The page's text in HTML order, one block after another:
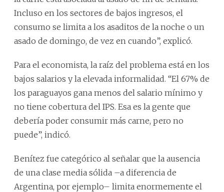
Incluso en los sectores de bajos ingresos, el
consumo se limita a los asaditos de la noche o un
asado de domingo, de vez en cuando”, explicó.
Para el economista, la raíz del problema está en los
bajos salarios y la elevada informalidad. “El 67% de
los paraguayos gana menos del salario mínimo y
no tiene cobertura del IPS. Esa es la gente que
debería poder consumir más carne, pero no
puede”, indicó.
Benítez fue categórico al señalar que la ausencia
de una clase media sólida –a diferencia de
Argentina, por ejemplo– limita enormemente el